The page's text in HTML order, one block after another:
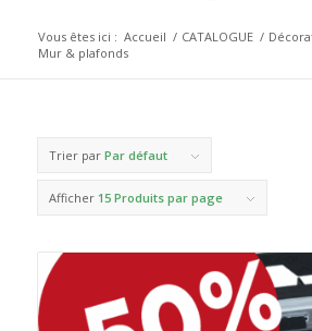
Vous êtes ici : Accueil / CATALOGUE /
Mur & plafonds
Trier par Par défaut
Afficher 15 Produits par page